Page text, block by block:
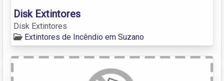
Disk Extintores
Disk Extintores
Extintores de Incêndio em Suzano